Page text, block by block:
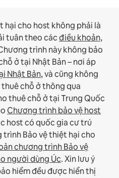
hại cho host không phải là
tuân theo cácđiều khoản,
trình này không bảo
ở tại Nhật Bản – nơi áp
Nhật Bản, và cũng không
chỗ ở thông qua
thuê chỗ ở tại Trung Quốc
Chương trình bảo vệ host
host có quốc gia cư trú
trình Bảo vệ thiệt hại cho
chương trình Bảo vệ
người dùng Úc. Xin lưu ý
hiểm đều được hiển thị